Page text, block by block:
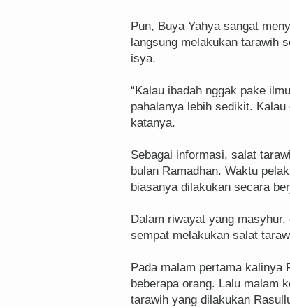
Pun, Buya Yahya sangat
langsung melakukan tarawih
isya.
“Kalau ibadah nggak pake
pahalanya lebih sedikit.
katanya.
Sebagai informasi, salat
bulan Ramadhan. Waktu
biasanya dilakukan secara
Dalam riwayat yang
sempat melakukan salat
Pada malam pertama kalinya
beberapa orang. Lalu malam
tarawih yang dilakukan